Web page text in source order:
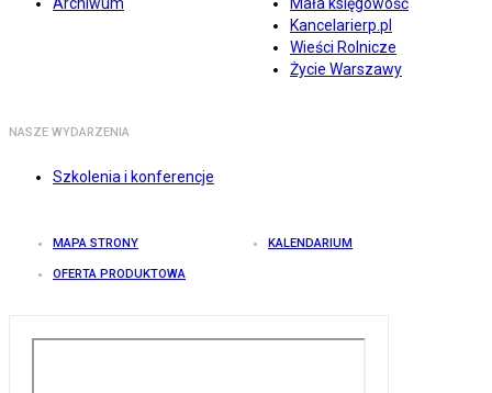
Kancelarierp.pl
Wieści Rolnicze
Życie Warszawy
NASZE WYDARZENIA
Szkolenia i konferencje
MAPA STRONY KALENDARIUM
OFERTA PRODUKTOWA